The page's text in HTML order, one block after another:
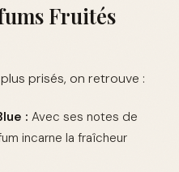
Fruités
prisés, on retrouve :
: Avec ses notes de
incarne la fraîcheur